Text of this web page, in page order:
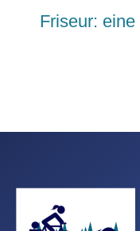
Friseur: